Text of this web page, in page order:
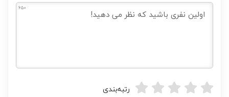
650
رتبه‌بندی